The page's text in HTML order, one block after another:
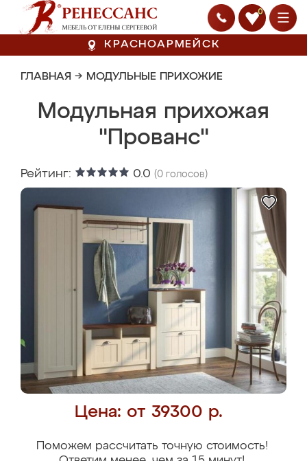
0
КРАСНОАРМЕЙСК
ГЛАВНАЯ → МОДУЛЬНЫЕ ПРИХОЖИЕ
Модульная прихожая
"Прованс"
Рейтинг: 0.0 (0 голосов)
Цена: от 39300 р.
Поможем рассчитать точную стоимость!